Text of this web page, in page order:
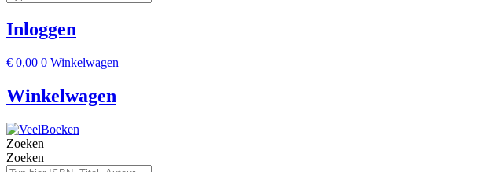
Inloggen
€ 0,00 0 Winkelwagen
Winkelwagen
Zoeken
Zoeken